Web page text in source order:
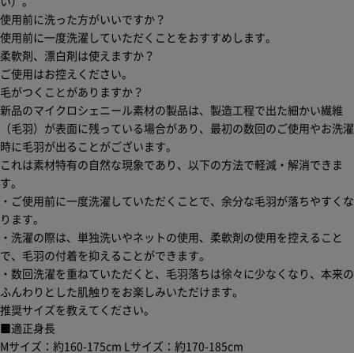
使用前に洗った方がいいですか？
使用前に一度洗濯していただくことをおすすめします。
柔軟剤、漂白剤は使えますか？
ご使用はお控えください。
毛がつくことがありますか？
新品のマイクロシェニール素材の製品は、製造工程で出た細かい繊維
（毛羽）が表面に残っている場合があり、最初の数回のご使用やお洗濯
時に毛羽が出ることがございます。
これは素材特有の自然な現象であり、以下の方法で軽減・解消できま
す。
・ご使用前に一度洗濯していただくことで、余分な毛羽が落ちやすくな
ります。
・洗濯の際は、単独洗いやネットの使用、柔軟剤の使用を控えること
で、毛羽の付着を抑えることができます。
・数回洗濯を重ねていただくと、毛羽落ちは徐々に少なくなり、本来の
ふんわりとした肌触りをお楽しみいただけます。
推奨サイズを教えてください。
■適正身長
Mサイズ：約160-175cm Lサイズ：約170-185cm